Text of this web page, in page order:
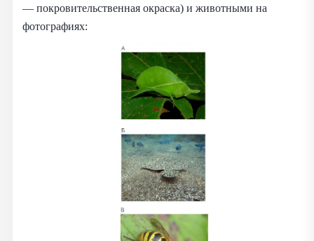
— покровительственная окраска) и животными на
фотографиях: